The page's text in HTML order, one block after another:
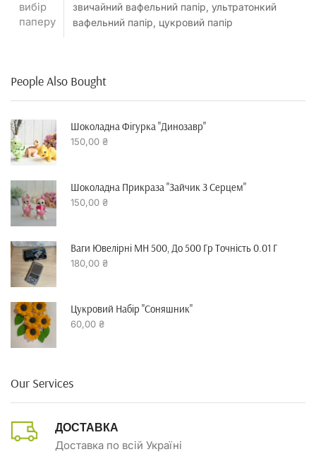
вибір
паперу
звичайний вафельний папір, ультратонкий
вафельний папір, цукровий папір
People Also Bought
Шоколадна Фігурка "динозавр"
150,00 ₴
Шоколадна Прикраза "зайчик З Серцем"
150,00 ₴
Ваги Ювелірні MH 500, До 500 Гр Точність 0.01 Г
180,00 ₴
Цукровий Набір "Соняшник"
60,00 ₴
Our Services
ДОСТАВКА
Доставка по всій Україні